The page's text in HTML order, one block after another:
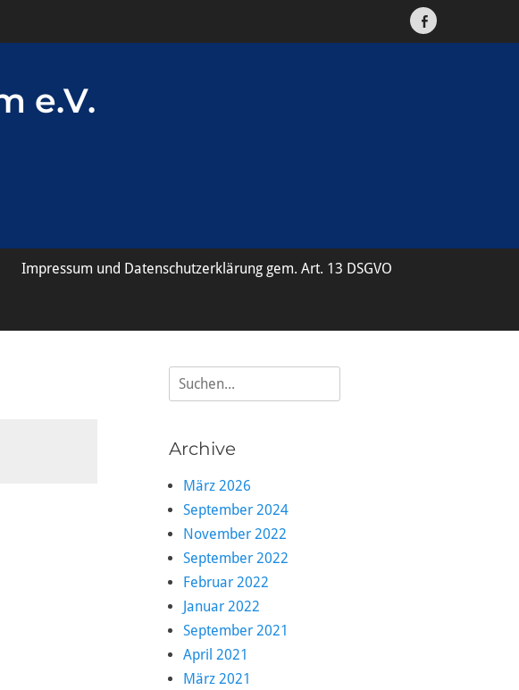
Facebook
e.V.
Impressum und Datenschutzerklärung gem. Art. 13 DSGVO
Suche
nach:
Archive
März 2026
September 2024
November 2022
September 2022
Februar 2022
Januar 2022
September 2021
April 2021
März 2021